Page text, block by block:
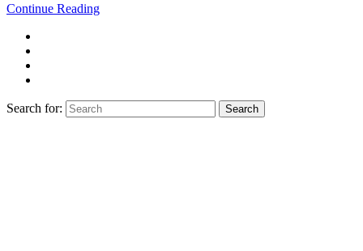
Continue Reading
Search for: Search